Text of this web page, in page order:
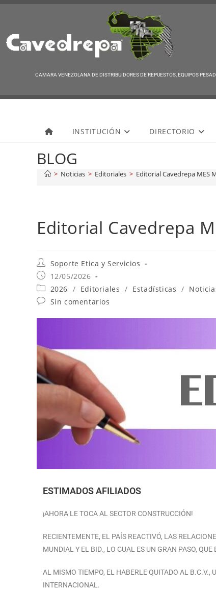
CAMARA VENEZOLANA DE DISTRIBUIDORES DE REPUESTOS, EQUIPOS
INSTITUCIÓN DIRECTORIO
BLOG
> Noticias > Editoriales > Editorial Cavedrepa MES
Editorial Cavedrepa
Soporte Etica y Servicios
12/05/2026
2026 / Editoriales / Estadísticas /
Sin comentarios
ESTIMADOS AFILIADOS
¡AHORA LE TOCA AL SECTOR CONSTRUCCIÓN!
RECIENTEMENTE, EL PAÍS REACTIVÓ, LAS
MUNDIAL Y EL BID., LO CUAL ES UN GRAN PASO,
AL MISMO TIEMPO, EL HABERLE QUITADO AL B.C.V.,
INTERNACIONAL.